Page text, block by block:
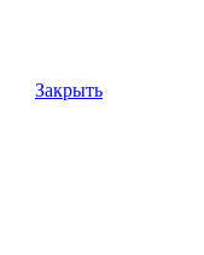
Закрыть